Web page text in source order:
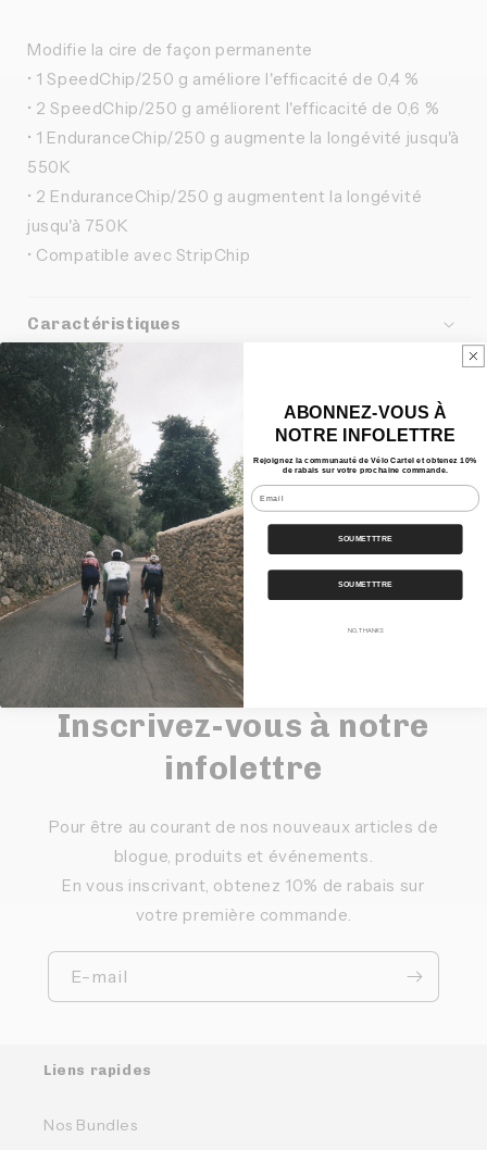
Modifie la cire de façon permanente
• 1 SpeedChip/250 g améliore l'efficacité de 0,4 %
• 2 SpeedChip/250 g améliorent l'efficacité de 0,6 %
• 1 EnduranceChip/250 g augmente la longévité jusqu'à
550K
• 2 EnduranceChip/250 g augmentent la longévité
jusqu'à 750K
• Compatible avec StripChip
Caractéristiques
Nos Bundles
Expédition
Partager
Inscrivez-vous à notre
infolettre
Pour être au courant de nos nouveaux articles de
blogue, produits et événements.
En vous inscrivant, obtenez 10% de rabais sur
votre première commande.
E-mail
Liens rapides
Nos Bundles
ABONNEZ-VOUS À
NOTRE INFOLETTRE
Rejoignez la communauté de Vélo Cartel et obtenez 10%
de rabais sur votre prochaine commande.
Email
SOUMETTTRE
SOUMETTTRE
NO, THANKS